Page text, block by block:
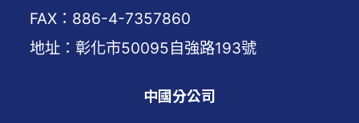
FAX：886-4-7357860
地址：彰化市50095自強路193號
中國分公司